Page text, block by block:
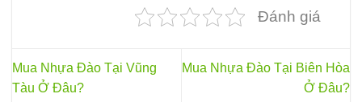
Đánh giá
Mua Nhựa Đào Tại Vũng
Tàu Ở Đâu?
Mua Nhựa Đào Tại Biên Hòa
Ở Đâu?